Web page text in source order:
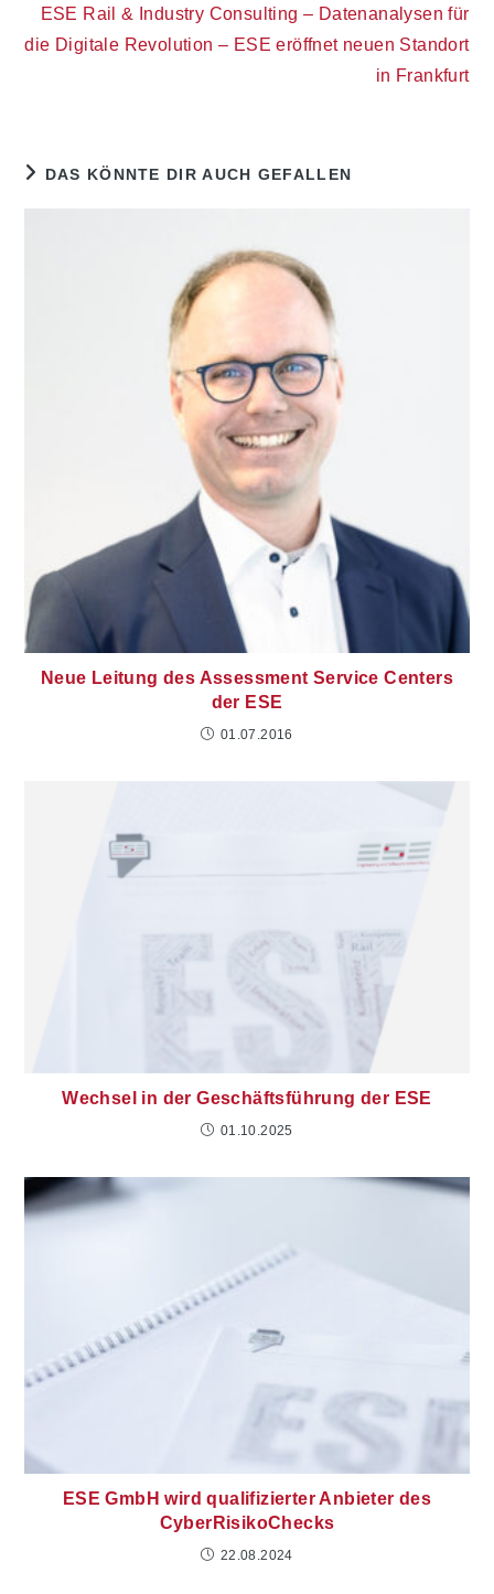
ESE Rail & Industry Consulting – Datenanalysen für
die Digitale Revolution – ESE eröffnet neuen Standort
in Frankfurt
DAS KÖNNTE DIR AUCH GEFALLEN
Neue Leitung des Assessment Service Centers
der ESE
01.07.2016
Wechsel in der Geschäftsführung der ESE
01.10.2025
ESE GmbH wird qualifizierter Anbieter des
CyberRisikoChecks
22.08.2024